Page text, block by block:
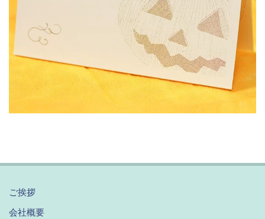
ご挨拶
会社概要